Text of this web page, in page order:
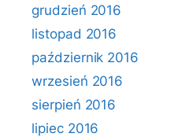
grudzień 2016
listopad 2016
październik 2016
wrzesień 2016
sierpień 2016
lipiec 2016